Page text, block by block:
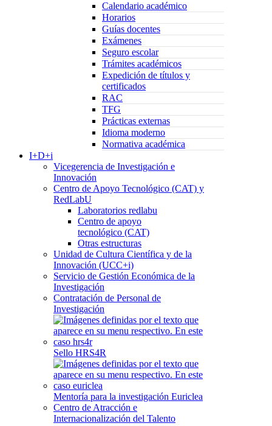
Calendario académico
Horarios
Guías docentes
Exámenes
Seguro escolar
Trámites académicos
Expedición de títulos y
certificados
RAC
TFG
Prácticas externas
Idioma moderno
Normativa académica
I+D+i
Vicegerencia de Investigación e
Innovación
Centro de Apoyo Tecnológico (CAT) y
RedLabU
Laboratorios redlabu
Centro de apoyo
tecnológico (CAT)
Otras estructuras
Unidad de Cultura Científica y de la
Innovación (UCC+i)
Servicio de Gestión Económica de la
Investigación
Contratación de Personal de
Investigación
Sello HRS4R
Mentoría para la investigación Euriclea
Centro de Atracción e
Internacionalización del Talento